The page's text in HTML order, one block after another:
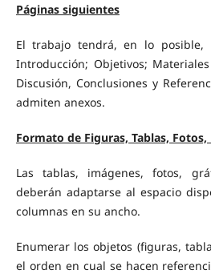
Páginas siguientes
El trabajo tendrá, en lo posible,
Introducción; Objetivos;
Discusión, Conclusiones y
admiten anexos.
Formato de Figuras, Tablas, Fotos,
Las tablas, imágenes, fotos,
deberán adaptarse al espacio
columnas en su ancho.
Enumerar los objetos (figuras,
el orden en cual se hacen